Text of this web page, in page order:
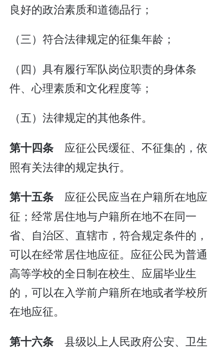
良好的政治素质和道德品行；
（三）符合法律规定的征集年龄；
（四）具有履行军队岗位职责的身体条
件、心理素质和文化程度等；
（五）法律规定的其他条件。
第十四条 应征公民缓征、不征集的，依
照有关法律的规定执行。
第十五条 应征公民应当在户籍所在地应
征；经常居住地与户籍所在地不在同一
省、自治区、直辖市，符合规定条件的，
可以在经常居住地应征。应征公民为普通
高等学校的全日制在校生、应届毕业生
的，可以在入学前户籍所在地或者学校所
在地应征。
第十六条 县级以上人民政府公安、卫生